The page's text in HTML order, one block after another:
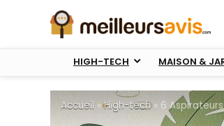
HIGH-TECH MAISON &
Accueil »High-tech» 6